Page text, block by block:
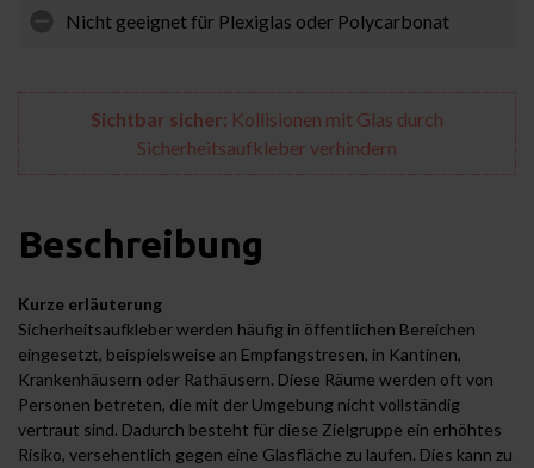
Nicht geeignet für Plexiglas oder Polycarbonat
Sichtbar sicher: Kollisionen mit Glas durch
Sicherheitsaufkleber verhindern
Beschreibung
Kurze erläuterung
Sicherheitsaufkleber werden häufig in öffentlichen Bereichen
eingesetzt, beispielsweise an Empfangstresen, in Kantinen,
Krankenhäusern oder Rathäusern. Diese Räume werden oft von
Personen betreten, die mit der Umgebung nicht vollständig
vertraut sind. Dadurch besteht für diese Zielgruppe ein erhöhtes
Risiko, versehentlich gegen eine Glasfläche zu laufen. Dies kann zu